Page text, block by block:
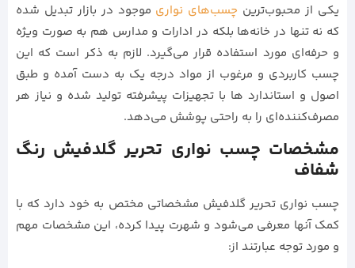
یکی از محبوب‌ترین چسب‌های نواری موجود در بازار تبدیل شده
که نه تنها در خانه‌ها بلکه در ادارات و مدارس هم به صورت ویژه
و حرفه‌ای مورد استفاده قرار می‌گیرد. لازم به ذکر است که این
چسب کاربردی و مرغوب از مواد درجه یک به دست آمده و طبق
اصول و استاندارد ها با تجهیزات پیشرفته تولید شده و نیاز هر
مصرف‌کننده‌ای را به راحتی پوشش می‌دهد.
مشخصات چسب نواری تحریر گلدفیش رنگ
شفاف
چسب نواری تحریر گلدفیش مشخصاتی مختص به خود دارد که با
کمک آنها معرفی می‌شود و شهرت پیدا کرده، این مشخصات مهم
و مورد توجه عبارتند از: